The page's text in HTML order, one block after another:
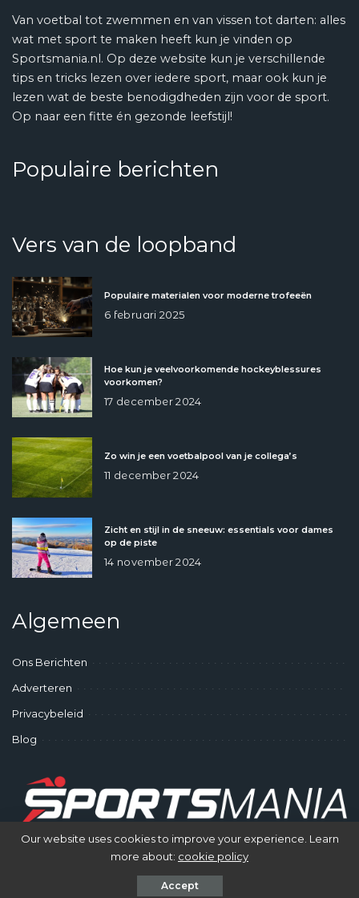
Van voetbal tot zwemmen en van vissen tot darten: alles
wat met sport te maken heeft kun je vinden op
Sportsmania.nl. Op deze website kun je verschillende
tips en tricks lezen over iedere sport, maar ook kun je
lezen wat de beste benodigdheden zijn voor de sport.
Op naar een fitte én gezonde leefstijl!
Populaire berichten
Vers van de loopband
Populaire materialen voor moderne trofeeën
6 februari 2025
Hoe kun je veelvoorkomende hockeyblessures
voorkomen?
17 december 2024
Zo win je een voetbalpool van je collega’s
11 december 2024
Zicht en stijl in de sneeuw: essentials voor dames
op de piste
14 november 2024
Algemeen
Ons Berichten
Adverteren
Privacybeleid
Blog
© SportsMania - Gek op Sporten
Our website uses cookies to improve your experience. Learn
more about: cookie policy
Accept